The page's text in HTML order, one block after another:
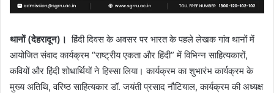
थानों (देहरादून)। हिंदी दिवस के अवसर पर भारत के पहले लेखक गांव थानों में
आयोजित संवाद कार्यक्रम “राष्ट्रीय एकता और हिंदी” में विभिन्न साहित्यकारों,
कवियों और हिंदी शोधार्थियों ने हिस्सा लिया। कार्यक्रम का शुभारंभ कार्यक्रम के
मुख्य अतिथि, वरिष्ठ साहित्यकार डॉ. जयंती प्रसाद नौटियाल, कार्यक्रम की अध्यक्ष